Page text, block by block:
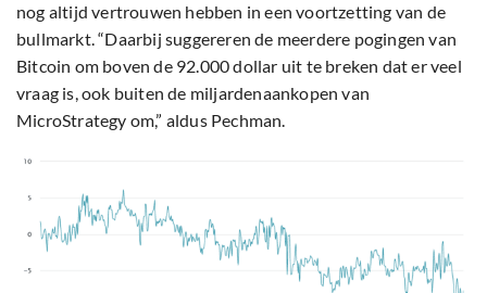
nog altijd vertrouwen hebben in een voortzetting van de
bullmarkt. “Daarbij suggereren de meerdere pogingen van
Bitcoin om boven de 92.000 dollar uit te breken dat er veel
vraag is, ook buiten de miljardenaankopen van
MicroStrategy om,” aldus Pechman.